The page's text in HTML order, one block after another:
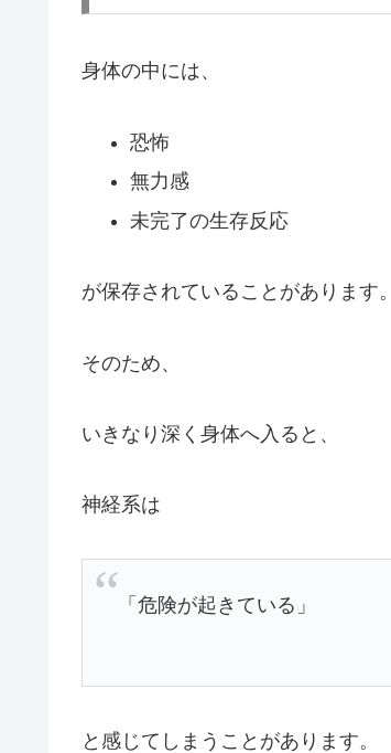
身体の中には、
恐怖
無力感
未完了の生存反応
が保存されていることがあります。
そのため、
いきなり深く身体へ入ると、
神経系は
「危険が起きている」
と感じてしまうことがあります。